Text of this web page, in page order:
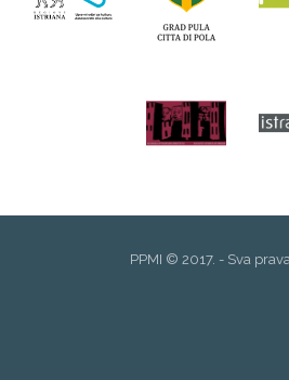
PPMI © 2017. - Sva